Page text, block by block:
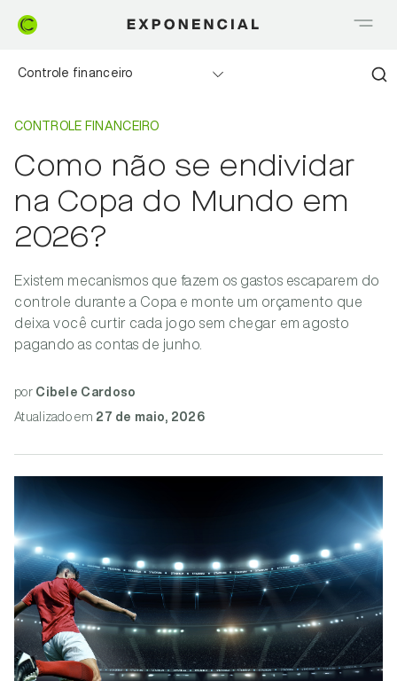
Controle financeiro
Realizando sonhos
Saia do Vermelho
Me explica Creditas
Home Controle Financeiro
CONTROLE FINANCEIRO
Como não se endividar
na Copa do Mundo em
2026?
Existem mecanismos que fazem os gastos escaparem do
controle durante a Copa e monte um orçamento que
deixa você curtir cada jogo sem chegar em agosto
pagando as contas de junho.
por Cibele Cardoso
Atualizado em 27 de maio, 2026